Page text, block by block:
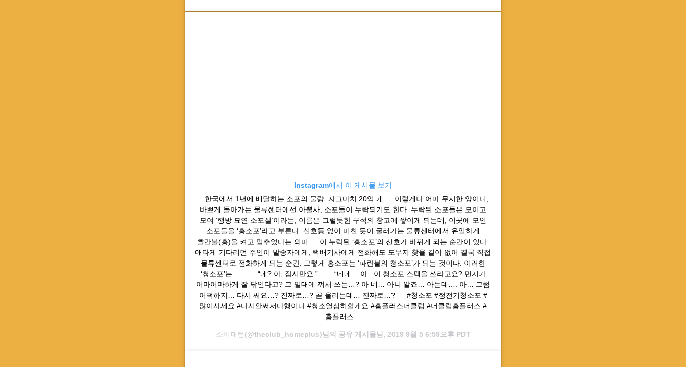
Instagram에서 이 게시물 보기
⠀ 한국에서 1년에 배달하는 소포의 물량. 자그마치 20억 개. ⠀ 이렇게나 어마 무시한 양이니,
바쁘게 돌아가는 물류센터에선 아뿔사, 소포들이 누락되기도 한다. 누락된 소포들은 모이고
모여 ‘행방 묘연 소포실’이라는, 이름은 그럴듯한 구석의 창고에 쌓이게 되는데, 이곳에 모인
소포들을 ‘홍소포’라고 부른다. 신호등 없이 미친 듯이 굴러가는 물류센터에서 유일하게
빨간불(홍)을 켜고 멈추었다는 의미. ⠀ 이 누락된 ‘홍소포’의 신호가 바뀌게 되는 순간이 있다.
애타게 기다리던 주인이 발송자에게, 택배기사에게 전화해도 도무지 찾을 길이 없어 결국 직접
물류센터로 전화하게 되는 순간. 그렇게 홍소포는 ‘파란불의 청소포’가 되는 것이다. 이러한
‘청소포’는…. ⠀ ⠀ “네? 아, 잠시만요.” ⠀ ⠀ “네네… 아.. 이 청소포 스펙을 쓰라고요? 먼지가
어마어마하게 잘 닦인다고? 그 밀대에 껴서 쓰는…? 아 네… 아니 알죠… 아는데…. 아… 그럼
어떡하지… 다시 써요…? 진짜로…? 곧 올리는데… 진짜로…?” ⠀ #청소포 #정전기청소포 #
많이사세요 #다시안써서다행이다 #청소열심히할게요 #홈플러스더클럽 #더클럽홈플러스 #
홈플러스 ⠀
소비패턴 (@theclub_homeplus)님의 공유 게시물님, 2019 9월 5 6:59오후 PDT